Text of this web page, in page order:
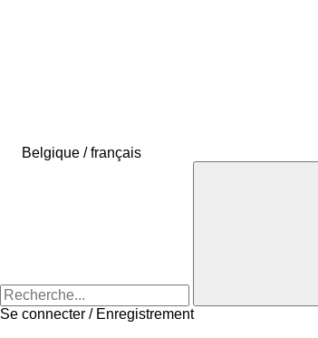
Belgique / français
Se connecter / Enregistrement